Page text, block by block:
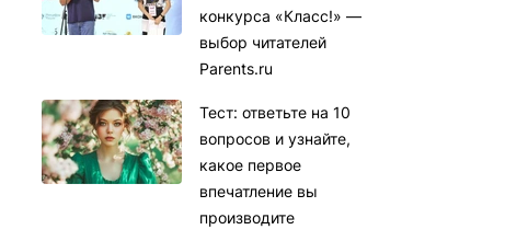
конкурса «Класс!» —
выбор читателей
Parents.ru
Тест: ответьте на 10
вопросов и узнайте,
какое первое
впечатление вы
производите